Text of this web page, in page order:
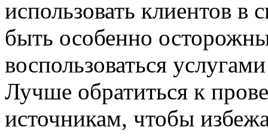
использовать клиентов в
быть особенно
воспользоваться
Лучше обратиться к
источникам, чтобы